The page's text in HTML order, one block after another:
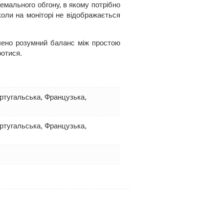
обгону, в якому потрібно
на моніторі не відображається
розумний баланс між простою
Французька,
Французька,